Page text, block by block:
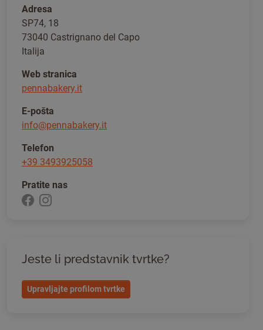
Adresa
SP74, 18
73040 Castrignano del Capo
Italija
Web stranica
pennabakery.it
E-pošta
info@pennabakery.it
Telefon
+39 3493925058
Pratite nas
Jeste li predstavnik tvrtke?
Upravljajte profilom tvrtke